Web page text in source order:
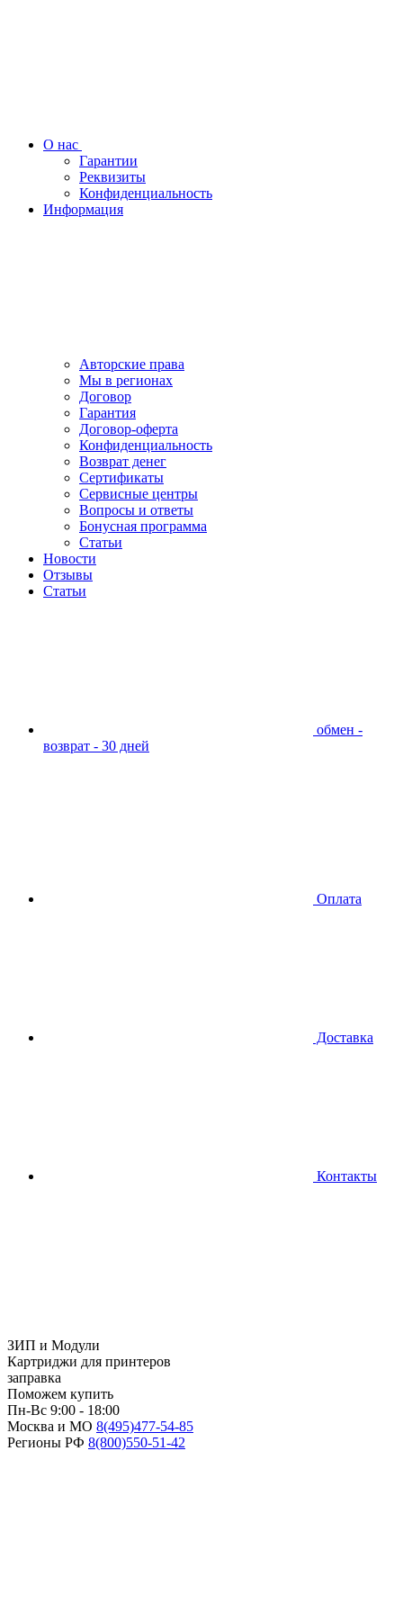
О нас
Гарантии
Реквизиты
Конфиденциальность
Информация
Авторские права
Мы в регионах
Договор
Гарантия
Договор-оферта
Конфиденциальность
Возврат денег
Сертификаты
Сервисные центры
Вопросы и ответы
Бонусная программа
Статьи
Новости
Отзывы
Статьи
обмен -
возврат - 30 дней
Оплата
Доставка
Контакты
ЗИП и Модули
Картриджи для принтеров
заправка
Поможем купить
Пн-Вс 9:00 - 18:00
Москва и МО 8(495)477-54-85
Регионы РФ 8(800)550-51-42